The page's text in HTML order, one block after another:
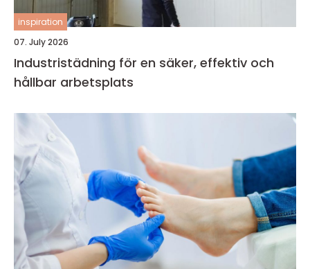
inspiration
07. July 2026
Industristädning för en säker, effektiv och
hållbar arbetsplats